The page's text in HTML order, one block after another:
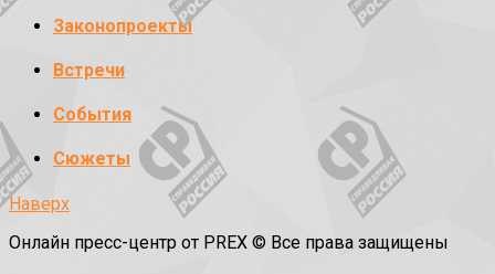
Законопроекты
Встречи
События
Сюжеты
Наверх
Онлайн пресс-центр от PREX © Все права защищены